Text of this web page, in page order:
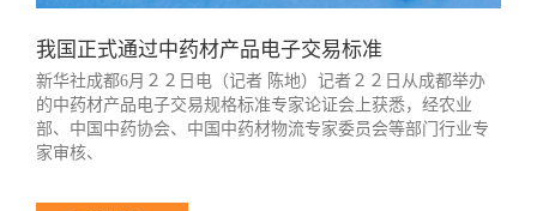
我国正式通过中药材产品电子交易标准
新华社成都6月２２日电（记者 陈地）记者２２日从成都举办
的中药材产品电子交易规格标准专家论证会上获悉，经农业
部、中国中药协会、中国中药材物流专家委员会等部门行业专
家审核、